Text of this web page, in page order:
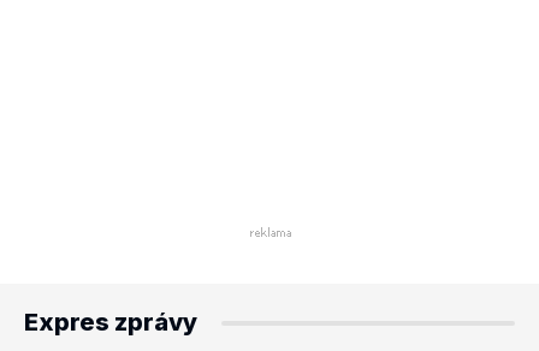
Expres zprávy